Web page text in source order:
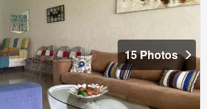
15 Photos